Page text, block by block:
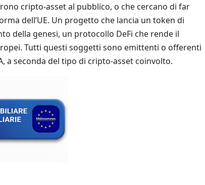
cripto-asset al pubblico, o che cercano di far
dell’UE. Un progetto che lancia un token di
della genesi, un protocollo DeFi che rende il
Tutti questi soggetti sono emittenti o offerenti
a seconda del tipo di cripto-asset coinvolto.